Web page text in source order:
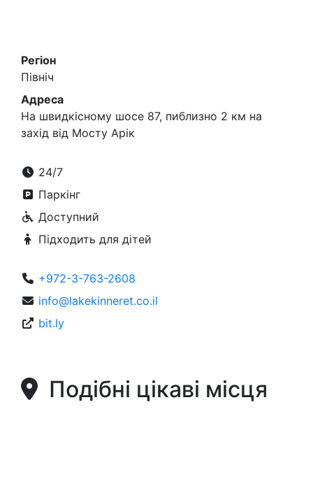
Регіон
Північ
Адреса
На швидкісному шосе 87, пиблизно 2 км на
захід від Мосту Арік
24/7
Паркінг
Доступний
Підходить для дітей
+972-3-763-2608
info@lakekinneret.co.il
bit.ly
Подібні цікаві місця